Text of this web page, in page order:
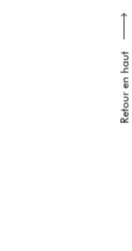
Retour en haut